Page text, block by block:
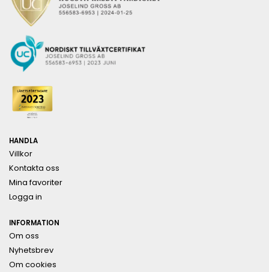
HANDLA
Villkor
Kontakta oss
Mina favoriter
Logga in
INFORMATION
Om oss
Nyhetsbrev
Om cookies